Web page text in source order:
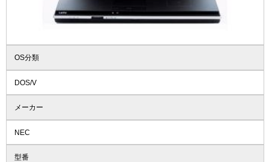
OS分類
DOS/V
メーカー
NEC
型番